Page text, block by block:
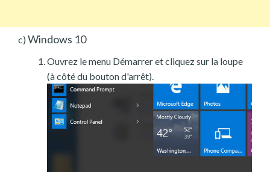
c) Windows 10
Ouvrez le menu Démarrer et cliquez sur la loupe
(à côté du bouton d'arrêt).